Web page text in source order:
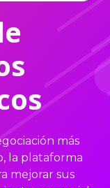
más
la plataforma
mejorar sus